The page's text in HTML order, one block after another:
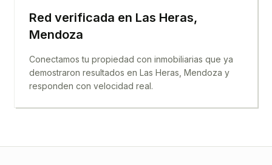
Red verificada en Las Heras,
Mendoza
Conectamos tu propiedad con inmobiliarias que ya
demostraron resultados en Las Heras, Mendoza y
responden con velocidad real.